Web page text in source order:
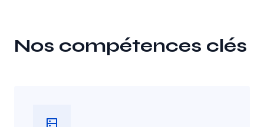
Nos compétences clés